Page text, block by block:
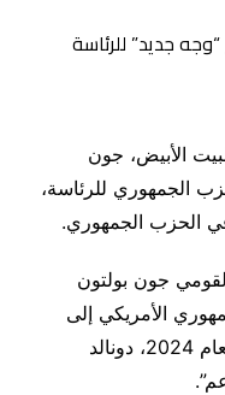
الأبيض، جون
الجمهوري للرئاسة،
الحزب الجمهوري.
جون بولتون
الأمريكي إلى
“وجه جديد” في الانتخابات الرئاسية لعام 2024، دونالد